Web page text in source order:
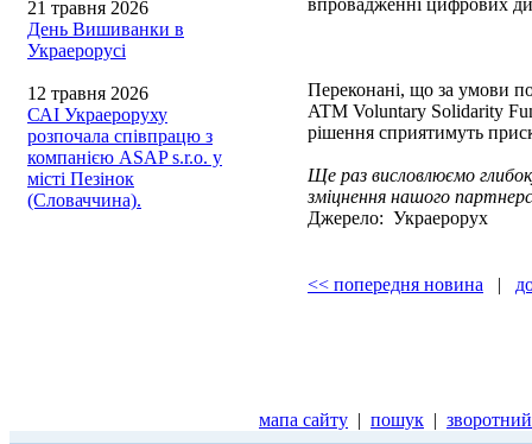
21 травня 2026
День Вишиванки в
Украерорусі
12 травня 2026
САІ Украероруху
розпочала співпрацю з
компанією ASAP s.r.o. у
місті Пезінок
(Словаччина).
впровадженні цифрових
Переконані, що за умови
ATM Voluntary Solidarity
рішення сприятимуть
Ще раз висловлюємо
зміцнення нашого
Джерело: Украерорух
<< попередня новина |
мапа сайту | пошук |